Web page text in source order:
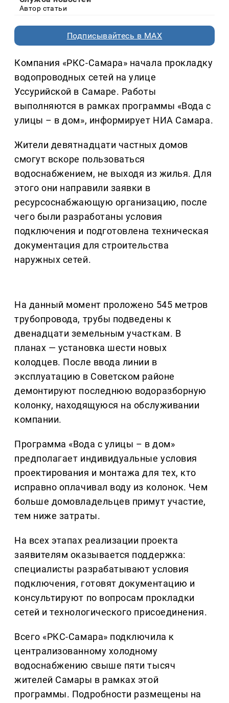
Автор статьи
Подписывайтесь в MAX
Компания «РКС-Самара» начала прокладку
водопроводных сетей на улице
Уссурийской в Самаре. Работы
выполняются в рамках программы «Вода с
улицы – в дом», информирует НИА Самара.
Жители девятнадцати частных домов
смогут вскоре пользоваться
водоснабжением, не выходя из жилья. Для
этого они направили заявки в
ресурсоснабжающую организацию, после
чего были разработаны условия
подключения и подготовлена техническая
документация для строительства
наружных сетей.
На данный момент проложено 545 метров
трубопровода, трубы подведены к
двенадцати земельным участкам. В
планах — установка шести новых
колодцев. После ввода линии в
эксплуатацию в Советском районе
демонтируют последнюю водоразборную
колонку, находящуюся на обслуживании
компании.
Программа «Вода с улицы – в дом»
предполагает индивидуальные условия
проектирования и монтажа для тех, кто
исправно оплачивал воду из колонок. Чем
больше домовладельцев примут участие,
тем ниже затраты.
На всех этапах реализации проекта
заявителям оказывается поддержка:
специалисты разрабатывают условия
подключения, готовят документацию и
консультируют по вопросам прокладки
сетей и технологического присоединения.
Всего «РКС-Самара» подключила к
централизованному холодному
водоснабжению свыше пяти тысяч
жителей Самары в рамках этой
программы. Подробности размещены на